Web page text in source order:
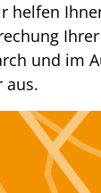
helfen
und im
aus.